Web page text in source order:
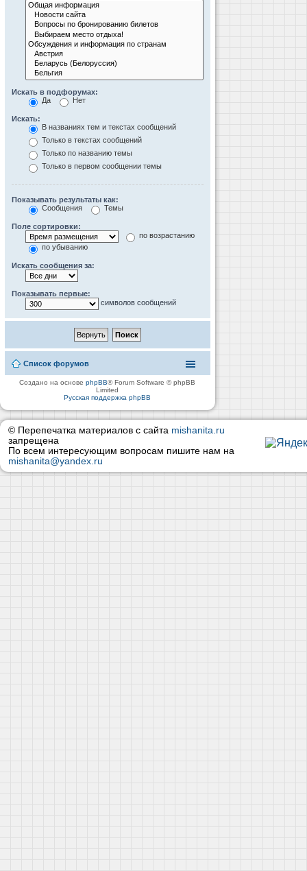
Искать в подфорумах:
Да
Нет
Искать:
В названиях тем и текстах сообщений
Только в текстах сообщений
Только по названию темы
Только в первом сообщении темы
Показывать результаты как:
Сообщения
Темы
Поле сортировки:
по возрастанию
по убыванию
Искать сообщения за:
Показывать первые:
символов сообщений
Список форумов
Создано на основеphpBB® Forum Software © phpBB
Limited
Русская поддержка phpBB
© Перепечатка материалов с сайта mishanita.ru
запрещена
По всем интересующим вопросам пишите нам на
mishanita@yandex.ru